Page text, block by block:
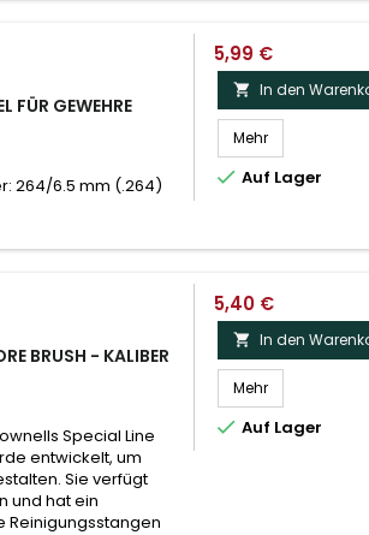
FÜR GEWEHRE
264/6.5 mm (.264)
5,99 €
 In den
Mehr
 Auf Lager
BRUSH - KALIBER
Special Line
entwickelt, um
Sie verfügt
und hat ein
Reinigungsstangen
5,40 €
 In den
Mehr
 Auf Lager